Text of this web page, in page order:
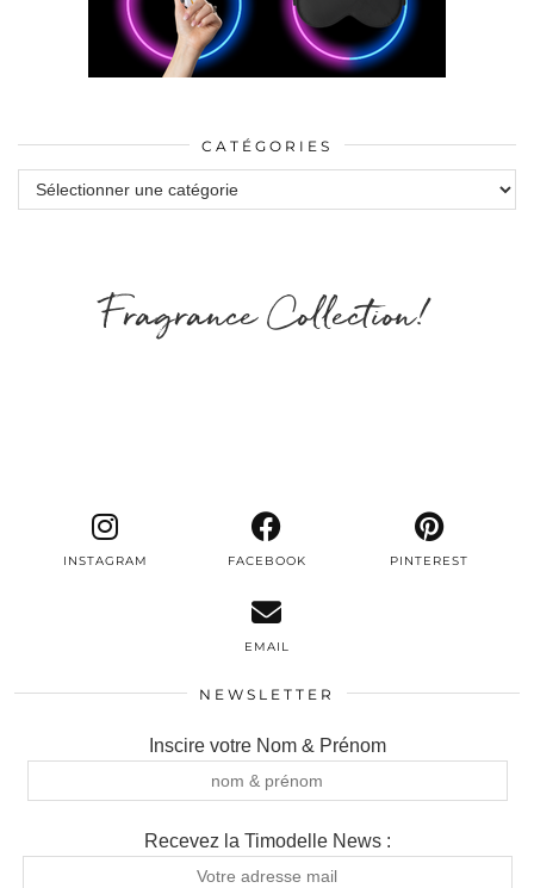
CATÉGORIES
Catégories
Fragrance Collection!
INSTAGRAM FACEBOOK PINTEREST
EMAIL
NEWSLETTER
Inscire votre Nom & Prénom
Recevez la Timodelle News :